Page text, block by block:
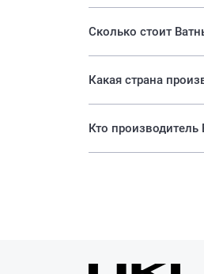
Сколько стоит
Какая страна
Кто